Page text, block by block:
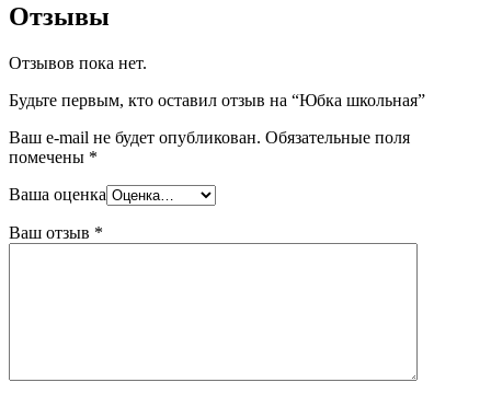
Отзывы
Отзывов пока нет.
Будьте первым, кто оставил отзыв на “Юбка школьная”
Ваш e-mail не будет опубликован. Обязательные поля
помечены *
Ваша оценка
Ваш отзыв *